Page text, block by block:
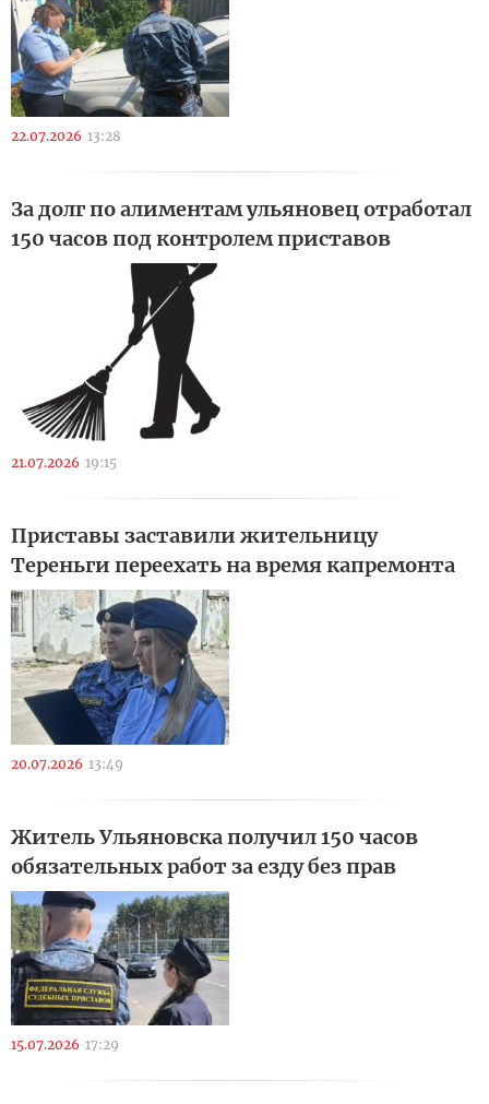
22.07.2026 13:28
За долг по алиментам ульяновец отработал
150 часов под контролем приставов
21.07.2026 19:15
Приставы заставили жительницу
Тереньги переехать на время капремонта
20.07.2026 13:49
Житель Ульяновска получил 150 часов
обязательных работ за езду без прав
15.07.2026 17:29